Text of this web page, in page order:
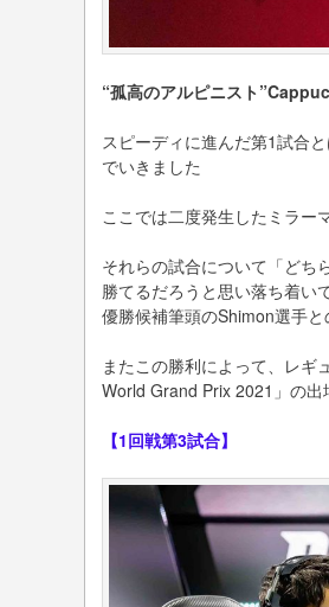
“孤⾼のアルピニスト
スピーディに進んだ第1試合
でいきました
ここでは⼆度発⽣したミラー
それらの試合について「どち
勝てるだろうと思い落ち着い
優勝候補筆頭のShimon選⼿
またこの勝利によって、レギ
World Grand Prix 2021」の出
【1回戦第3試合】